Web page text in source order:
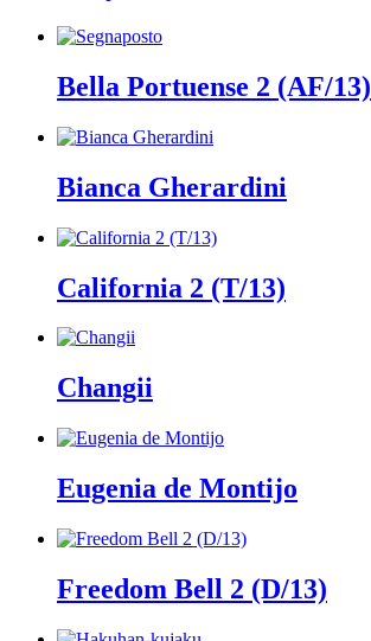
Bella Portuense 2 (AF/13)
Bianca Gherardini
California 2 (T/13)
Changii
Eugenia de Montijo
Freedom Bell 2 (D/13)